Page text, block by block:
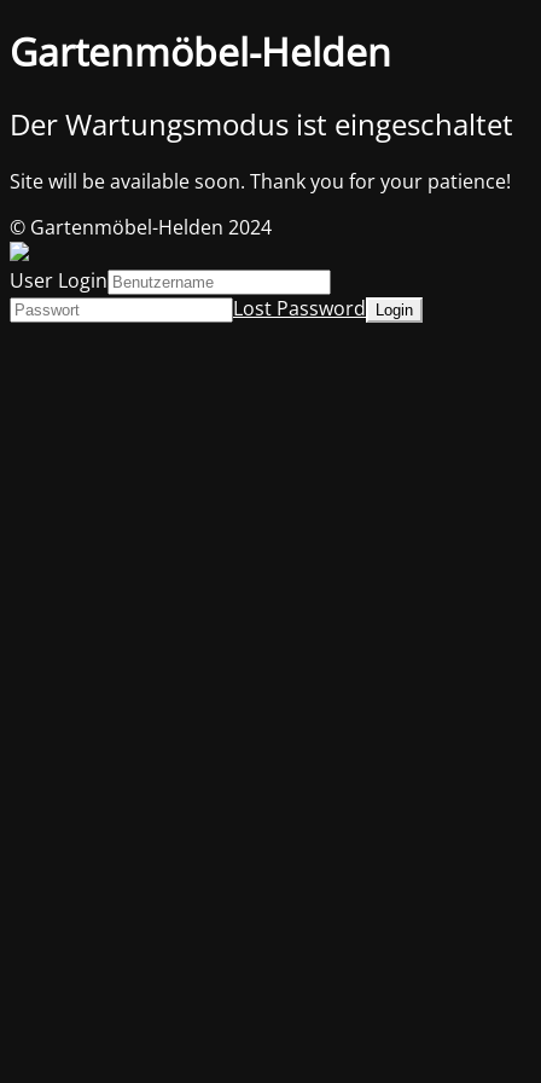
Gartenmöbel-Helden
Der Wartungsmodus ist eingeschaltet
Site will be available soon. Thank you for your patience!
© Gartenmöbel-Helden 2024
User Login
Lost Password